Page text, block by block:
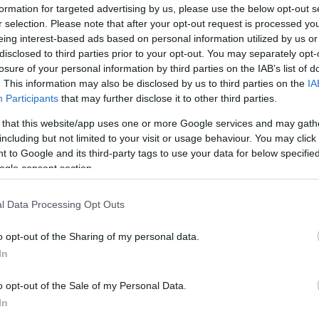
for targeted advertising by us, please use the below opt-out
selection. Please note that after your opt-out request is processed
interest-based ads based on personal information utilized by us
to third parties prior to your opt-out. You may separately
of your personal information by third parties on the IAB’s list of
This information may also be disclosed by us to third parties on the
Participants that may further disclose it to other third parties.
that this website/app uses one or more Google services and may
but not limited to your visit or usage behaviour. You may
to Google and its third-party tags to use your data for below
consent section.
Data Processing Opt Outs
opt-out of the Sharing of my personal data.
opt-out of the Sale of my Personal Data.
vírusos sms-ekről: Török Szilárd
07:59
is részletesen beszámolt, a
Szakszolgálat Nemzeti Kibervédelmi Intézete (NBSZ NKI)
múlt héten a csomagküldő szolgáltatók nevében küldött,
tartalmazó sms-ek ügyében.
vírusos sms-ekről: Keleti Arthur
18:08
is részletesen beszámolt, a
Szakszolgálat Nemzeti Kibervédelmi Intézete (NBSZ NKI)
múlt héten a csomagküldő szolgáltatók nevében küldött,
veszélyben
meg pénzt szerezni az áldozatoktól.